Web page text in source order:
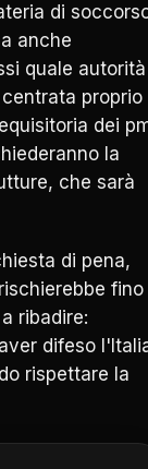
di
anche
quale autorità
proprio
dei
la
che sarà
di pena,
fino
ribadire:
difeso
rispettare la